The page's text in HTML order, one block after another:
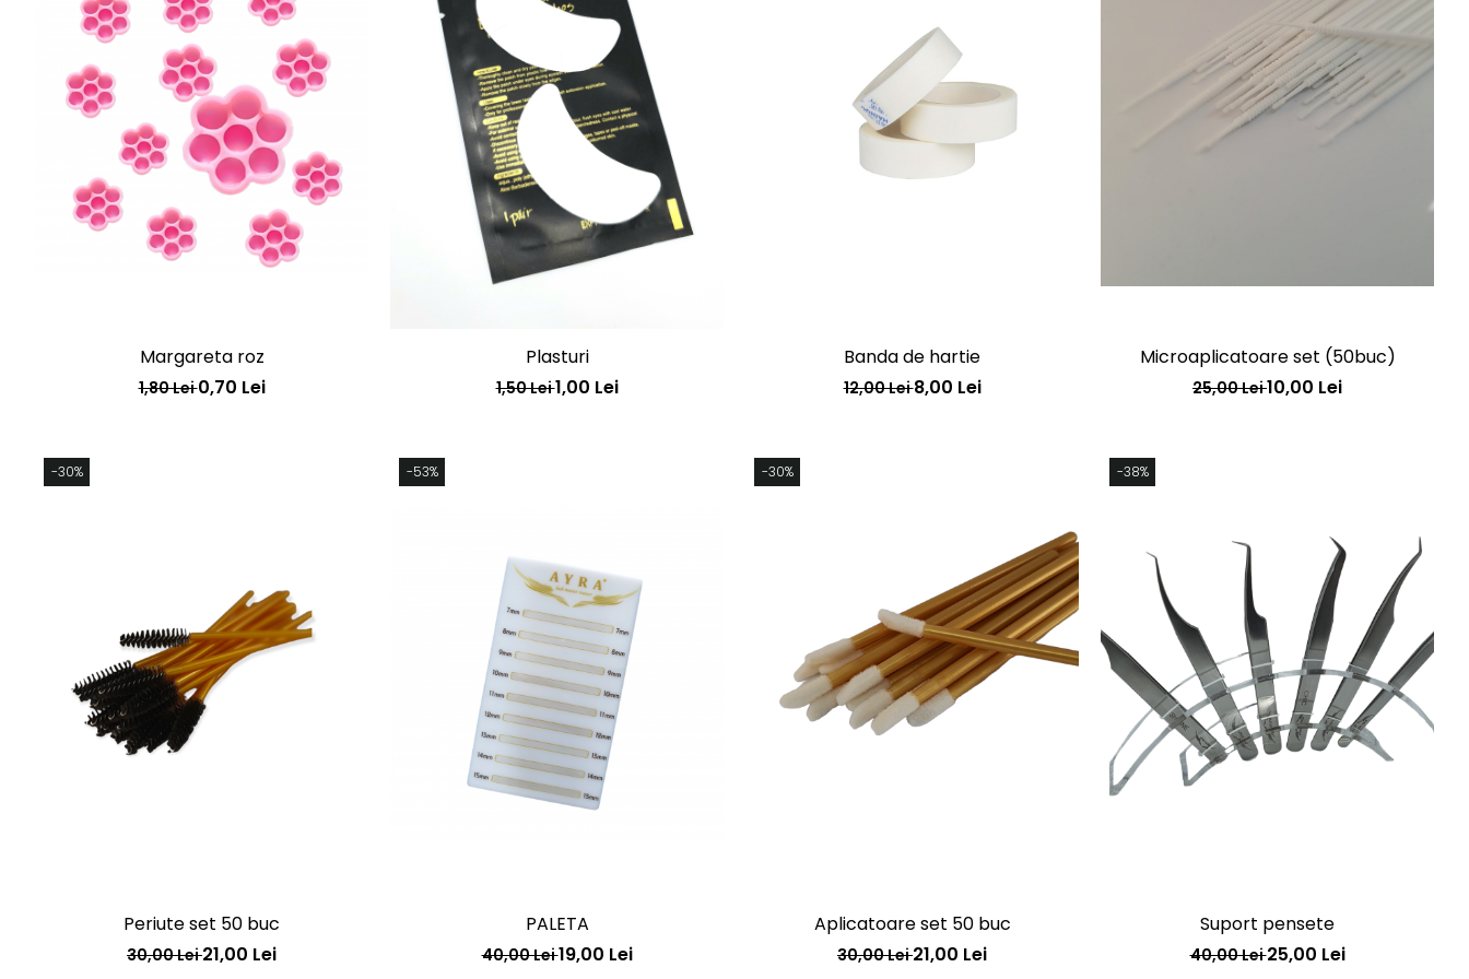
Margareta roz
1,80 Lei0,70 Lei
Plasturi
1,50 Lei1,00 Lei
Banda de hartie
12,00 Lei8,00 Lei
Microaplicatoare set (50buc)
25,00 Lei10,00 Lei
-30%
Periute set 50 buc
30,00 Lei21,00 Lei
-53%
PALETA
40,00 Lei19,00 Lei
-30%
Aplicatoare set 50 buc
30,00 Lei21,00 Lei
-38%
Suport pensete
40,00 Lei25,00 Lei